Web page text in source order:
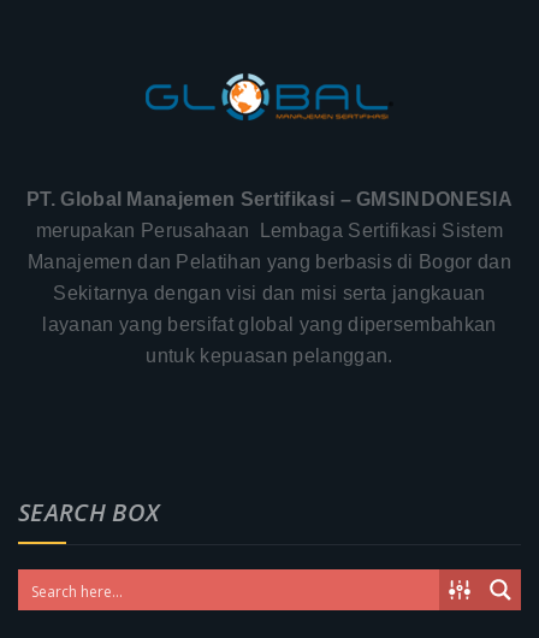
PT. Global Manajemen Sertifikasi – GMSINDONESIA
merupakan Perusahaan Lembaga Sertifikasi Sistem
Manajemen dan Pelatihan yang berbasis di Bogor dan
Sekitarnya dengan visi dan misi serta jangkauan
layanan yang bersifat global yang dipersembahkan
untuk kepuasan pelanggan.
SEARCH BOX